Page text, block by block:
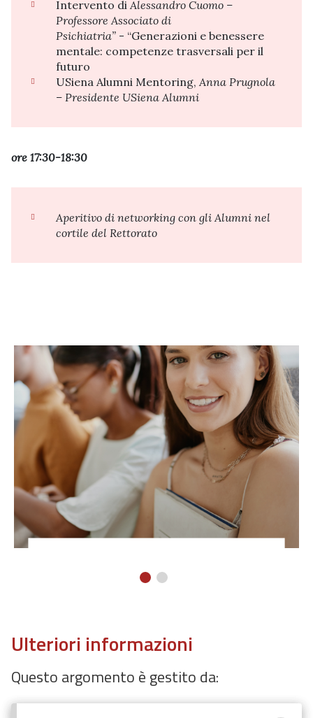
Intervento di Alessandro Cuomo –
Professore Associato di
Psichiatria” - “Generazioni e benessere
mentale: competenze trasversali per il
futuro
USiena Alumni Mentoring, Anna Prugnola
– Presidente USiena Alumni
ore 17:30-18:30
Aperitivo di networking con gli Alumni nel
cortile del Rettorato
Ulteriori informazioni
Questo argomento è gestito da: